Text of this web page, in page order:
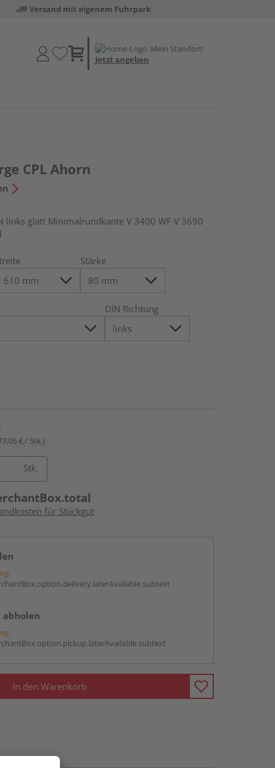
Versand mit eigenem Fuhrpark
Mein Standort:
Jetzt angeben
CPL Ahorn
links glatt Minimalrundkante V 3400 WF V 3690
Stärke
DIN Richtung
€ / Stk.)
Stk.
für Stückgut
abholen
In den Warenkorb